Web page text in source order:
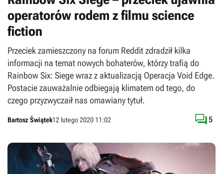
operatorów rodem z filmu science
fiction
Przeciek zamieszczony na forum Reddit zdradził kilka
informacji na temat nowych bohaterów, którzy trafią do
Rainbow Six: Siege wraz z aktualizacją Operacja Void Edge.
Postacie zauważalnie odbiegają klimatem od tego, do
czego przyzwyczaił nas omawiany tytuł.
Bartosz Świątek12 lutego 2020 11:02 5